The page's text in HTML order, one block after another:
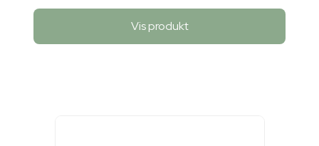
Vis produkt